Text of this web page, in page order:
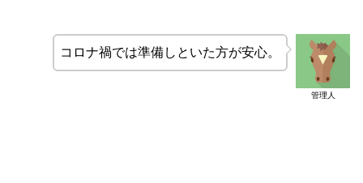
管理人
コロナ禍では準備しといた方が安心。